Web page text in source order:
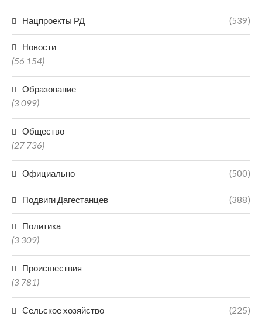
Нацпроекты РД (539)
Новости
(56 154)
Образование
(3 099)
Общество
(27 736)
Официально (500)
Подвиги Дагестанцев (388)
Политика
(3 309)
Происшествия
(3 781)
Сельское хозяйство (225)